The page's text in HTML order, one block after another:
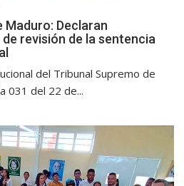
Declaran
revisión de la sentencia
del Tribunal Supremo de
031 del 22 de...